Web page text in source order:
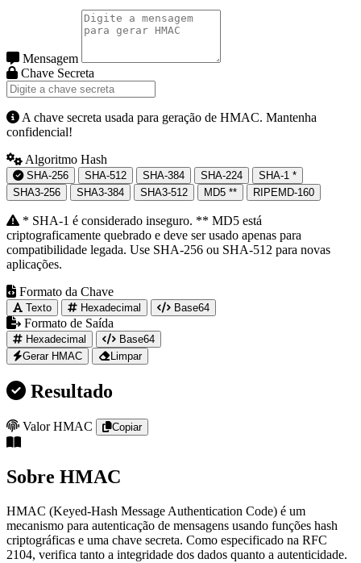
Mensagem
Chave Secreta
A chave secreta usada para geração de HMAC. Mantenha
confidencial!
Algoritmo Hash
SHA-256 SHA-512 SHA-384 SHA-224 SHA-1 *
SHA3-256
SHA3-384 SHA3-512 MD5 ** RIPEMD-160
* SHA-1 é considerado inseguro. ** MD5 está
criptograficamente quebrado e deve ser usado apenas para
compatibilidade legada. Use SHA-256 ou SHA-512 para novas
aplicações.
Formato da Chave
Texto Hexadecimal Base64
Formato de Saída
Hexadecimal
Base64
Gerar HMAC
Limpar
Resultado
Valor HMAC Copiar
Sobre HMAC
HMAC (Keyed-Hash Message Authentication Code) é um
mecanismo para autenticação de mensagens usando funções hash
criptográficas e uma chave secreta. Como especificado na RFC
2104, verifica tanto a integridade dos dados quanto a autenticidade.